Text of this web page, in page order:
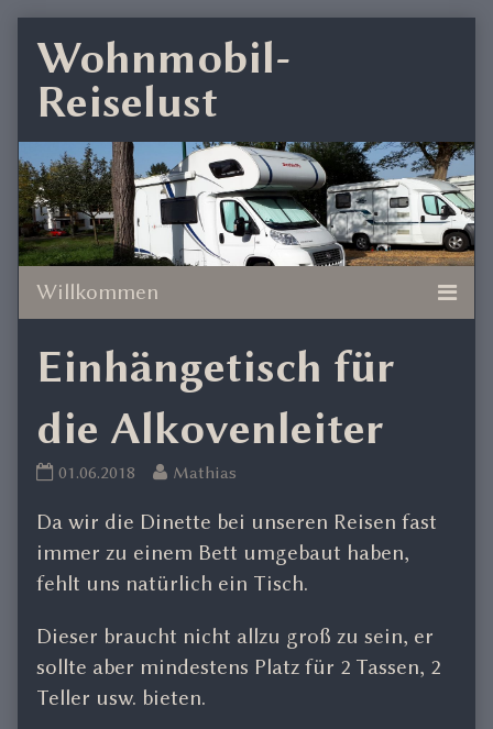
content
Wohnmobil-
Reiselust
Einhängetisch für
die Alkovenleiter
Einhängetisch
die
Alkovenleiter
published
on
01.06.2018
Read
posts
by
the
author
Einhängetisch
für
die
Mathias
Da wir die Dinette bei unseren Reisen fast
immer zu einem Bett umgebaut haben,
fehlt uns natürlich ein Tisch.
Dieser braucht nicht allzu groß zu sein, er
sollte aber mindestens Platz für 2 Tassen, 2
Teller usw. bieten.